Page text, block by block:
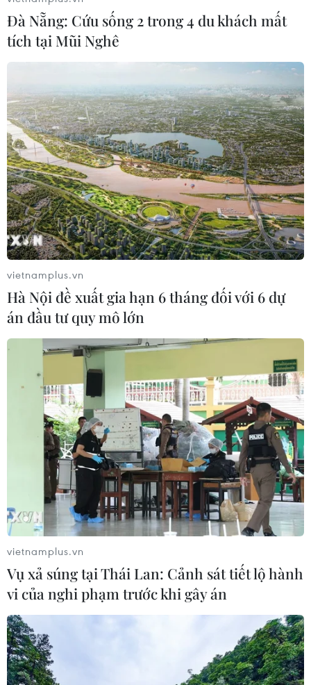
bị mắc COVID-19
19/01/2022 03:32
Nước Mỹ hiện phải chứng kiến trung bình mỗi ngày có
777.453 trường hợp mắc bệnh mới và 1.797 trường hợp
tử vong do COVID-19.
Tổng giám đốc WHO cảnh báo không nên
xem nhẹ biến thể Omicron
19/01/2022 03:55
Hiện đang có luồng ý kiến cho rằng biến thể Omicron
có khả năng lây lan nhanh hơn so với các biến thể
trước, song dường như ít gây bệnh nặng. Điều này
đang làm dấy lên một cuộc tranh cãi.
Đà Nẵng: Cứu sống 2 trong 4 du khách mất
tích tại Mũi Nghê
vietnamplus.vn
Hà Nội đề xuất gia hạn 6 tháng đối với 6 dự
án đầu tư quy mô lớn
vietnamplus.vn
Vụ xả súng tại Thái Lan: Cảnh sát tiết lộ hành
vi của nghi phạm trước khi gây án